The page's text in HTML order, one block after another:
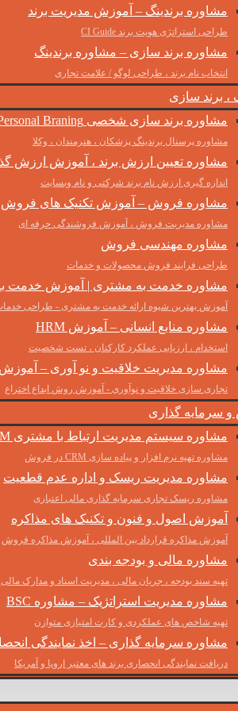
مشاوره برندینگ – آموزش مدیریت برند
طراحی استراتژی هویت برند CI Guide
مشاوره برند سازی – مشاوره برندینگ
انتخاب نام برند ، طراحی لوگو / علامت تجاری
، برند سازی
مشاوره برند سازی شخصی Personal Braning
مشاوره پرسنال برندینگ پزشکان ، هنرمندان ، وکلا
مشاوره تعیین ارزش برند ، آموزش ارزش
اندازه گیری ارزش نام برند شرکتی و نام وبسایت
مشاوره فروش – آموزش تکنیک های فروش
مشاوره مدیریت فروش ، آموزش فروشندگی حرفه ای
مشاوره مهندسی فروش
طراحی فرایند فروش محصولات و خدمات
مشاوره خدمت به مشتری | آموزش خدمت
آموزش بهترین شیوه ارائه خدمت به مشتری - طراحی
مشاوره منابع انسانی – آموزش HRM
استخدام ، ارزیابی عملکرد کارکنان ، تست شخصیت
مشاوره مدیریت خلاقیت و نو آوری –
تجاری سازی خلاقیت و نوآوری - آموزش روش ابداع اختراع
سرمایه گذاری
مشاوره سیستم مدیریت ارتباط با مشتری CRM
مشاوره تهیه نرم افزار و پیاده سازی CRM در فروش
مشاوره مدیریت ریسک و اداره عدم قطعیت
مشاوره ریسک تجاری سرمایه گذاری مالی اعتباری
آموزش اصول و فنون و تکنیک های مذاکره
آموزش مذاکره قرارداد بین المللی ، آموزش مذاکره فروش
مشاوره مالی و بودجه بندی
تهیه سند بودجه ، جریان مالی ، مدیریت اسناد و مدارک مالی
مشاوره مدیریت استراتژیک – مشاوره BSC
تهیه شاخص های عملکردی و کارت امتیازی متوازن
مشاوره سرمایه گذاری – اخذ نمایندگی
دریافت نمایندگی انحصاری برند های معتبر اروپا و آمریکا